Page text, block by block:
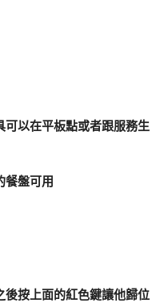
可以在平板點或者跟服務生
餐盤可用
後按上面的紅色鍵讓他歸位